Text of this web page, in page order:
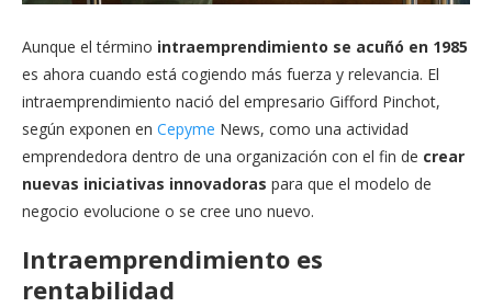
Aunque el término intraemprendimiento se acuñó en 1985
es ahora cuando está cogiendo más fuerza y relevancia. El
intraemprendimiento nació del empresario Gifford Pinchot,
según exponen en Cepyme News, como una actividad
emprendedora dentro de una organización con el fin de crear
nuevas iniciativas innovadoras para que el modelo de
negocio evolucione o se cree uno nuevo.
Intraemprendimiento es
rentabilidad